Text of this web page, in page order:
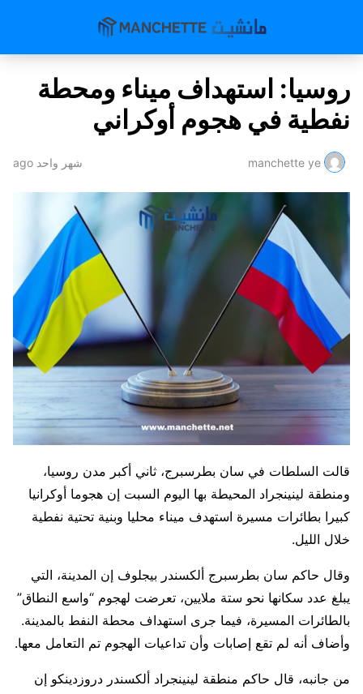
روسيا: استهداف ميناء ومحطة
نفطية في هجوم أوكراني
manchette ye شهر واحد ago
قالت السلطات في سان بطرسبرج، ثاني أكبر مدن روسيا،
ومنطقة لينينجراد ​المحيطة بها اليوم السبت إن هجوما أوكرانيا
كبيرا ‌بطائرات مسيرة استهدف ميناء محليا وبنية تحتية نفطية
خلال الليل.
وقال حاكم سان بطرسبرج ألكسندر بيجلوف إن المدينة، التي
يبلغ عدد سكانها نحو ستة ملايين، تعرضت لهجوم “واسع النطاق”
بالطائرات المسيرة، فيما جرى استهداف محطة النفط بالمدينة.
وأضاف أنه لم تقع ⁠إصابات وأن تداعيات الهجوم تم التعامل معها.
من جانبه، قال ​حاكم منطقة لينينجراد ألكسندر دروزدينكو إن